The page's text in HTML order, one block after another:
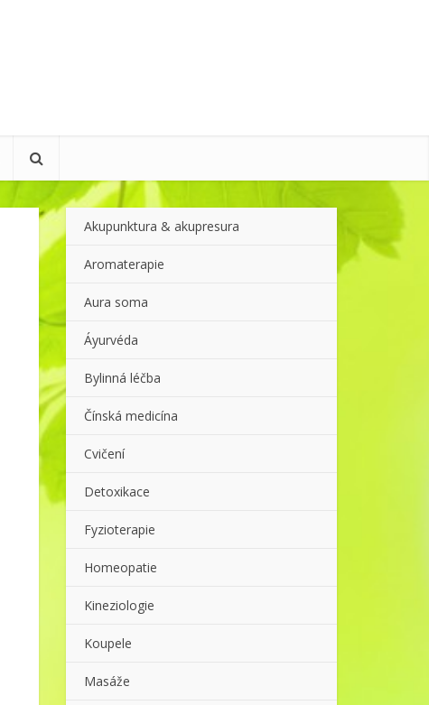
Akupunktura & akupresura
Aromaterapie
Aura soma
Áyurvéda
Bylinná léčba
Čínská medicína
Cvičení
Detoxikace
Fyzioterapie
Homeopatie
Kineziologie
Koupele
Masáže